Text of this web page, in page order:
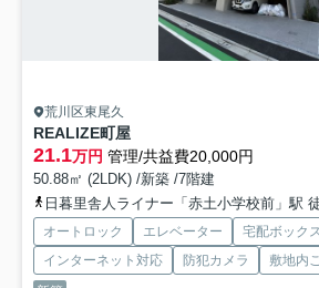
荒川区東尾久
REALIZE町屋
21.1万円 管理/共益費20,000円
50.88㎡ (2LDK) /新築 /7階建
日暮里舎人ライナー「赤土小学校前」駅
オートロック エレベーター
宅配ボック
インターネット対応
防犯カメラ
敷地内